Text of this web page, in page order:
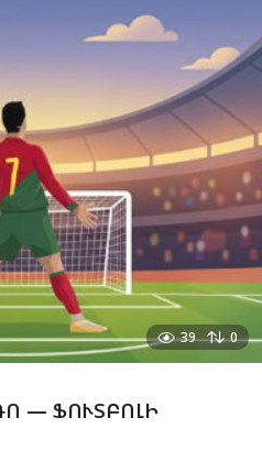
39 0
— ՖՈՒՏԲՈԼԻ